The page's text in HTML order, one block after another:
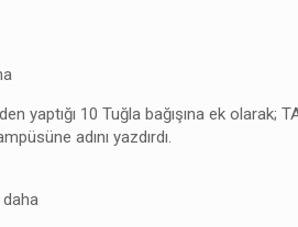
yaptığı 10 Tuğla bağışına ek olarak;
adını yazdırdı.
daha